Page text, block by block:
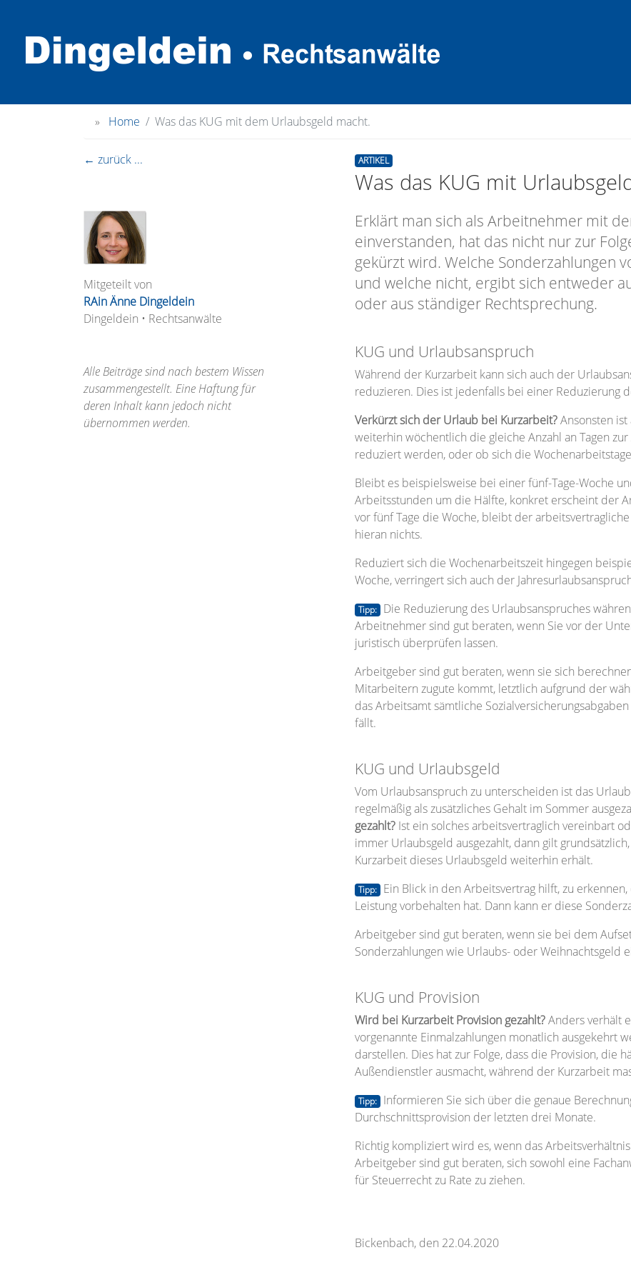
» Home Was das KUG mit dem Urlaubsgeld macht.
ARTIKEL
Was das KUG mit
← zurück ...
Erklärt man sich als Arbeitnehmer mit
einverstanden, hat das nicht nur zur
gekürzt wird. Welche Sonderzahlungen
und welche nicht, ergibt sich entweder
oder aus ständiger Rechtsprechung.
KUG und Urlaubsanspruch
Während der Kurzarbeit kann sich auch der
reduzieren. Dies ist jedenfalls bei einer Reduzierung
Verkürzt sich der Urlaub bei Kurzarbeit?Ansonsten
weiterhin wöchentlich die gleiche Anzahl an Tagen
reduziert werden, oder ob sich die
Bleibt es beispielsweise bei einer fünf-Tage-Woche
Arbeitsstunden um die Hälfte, konkret erscheint der
vor fünf Tage die Woche, bleibt der
hieran nichts.
Reduziert sich die Wochenarbeitszeit hingegen
Woche, verringert sich auch der
Tipp: Die Reduzierung des Urlaubsanspruches
Arbeitnehmer sind gut beraten, wenn Sie vor der
juristisch überprüfen lassen.
Arbeitgeber sind gut beraten, wenn sie sich
Mitarbeitern zugute kommt, letztlich aufgrund der
das Arbeitsamt sämtliche
fällt.
KUG und Urlaubsgeld
Vom Urlaubsanspruch zu unterscheiden ist das
regelmäßig als zusätzliches Gehalt im Sommer
gezahlt? Ist ein solches arbeitsvertraglich vereinbart
immer Urlaubsgeld ausgezahlt, dann gilt
Kurzarbeit dieses Urlaubsgeld weiterhin erhält.
Tipp: Ein Blick in den Arbeitsvertrag hilft, zu
Leistung vorbehalten hat. Dann kann er diese
Arbeitgeber sind gut beraten, wenn sie bei dem
Sonderzahlungen wie Urlaubs- oder Weihnachtsgeld
KUG und Provision
Wird bei Kurzarbeit Provision gezahlt?Anders verhält
vorgenannte Einmalzahlungen monatlich ausgekehrt
darstellen. Dies hat zur Folge, dass die Provision, die
Außendienstler ausmacht, während der Kurzarbeit
Tipp: Informieren Sie sich über die genaue
Durchschnittsprovision der letzten drei Monate.
Richtig kompliziert wird es, wenn das
Arbeitgeber sind gut beraten, sich sowohl eine
für Steuerrecht zu Rate zu ziehen.
Bickenbach, den 22.04.2020
Mitgeteilt von
RAin Änne Dingeldein
Dingeldein • Rechtsanwälte
Alle Beiträge sind nach bestem Wissen
zusammengestellt. Eine Haftung für
deren Inhalt kann jedoch nicht
übernommen werden.